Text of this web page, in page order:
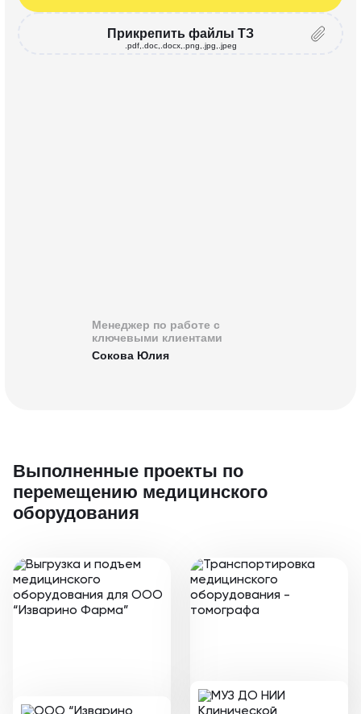
Менеджер по работе с
ключевыми клиентами
Сокова Юлия
Прикрепить файлы ТЗ
.pdf,.doc,.docx,.png,.jpg,.jpeg
Выполненные проекты по
перемещению медицинского
оборудования